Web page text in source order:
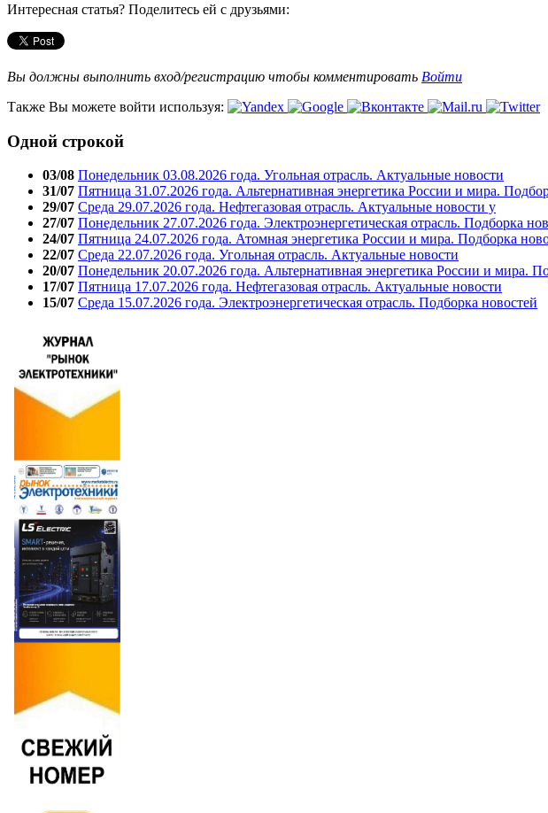
Интересная статья? Поделитесь ей с друзьями:
Вы должны выполнить вход/регистрацию чтобы комментировать Войти
Также Вы можете войти используя:
Одной строкой
03/08 Понедельник 03.08.2026 года. Угольная отрасль. Актуальные новости
31/07 Пятница 31.07.2026 года. Альтернативная энергетика России и мира.
29/07 Среда 29.07.2026 года. Нефтегазовая отрасль. Актуальные новости у
27/07 Понедельник 27.07.2026 года. Электроэнергетическая отрасль. Подборка
24/07 Пятница 24.07.2026 года. Атомная энергетика России и мира. Подборка
22/07 Среда 22.07.2026 года. Угольная отрасль. Актуальные новости
20/07 Понедельник 20.07.2026 года. Альтернативная энергетика России и мира.
17/07 Пятница 17.07.2026 года. Нефтегазовая отрасль. Актуальные новости
15/07 Среда 15.07.2026 года. Электроэнергетическая отрасль. Подборка новостей